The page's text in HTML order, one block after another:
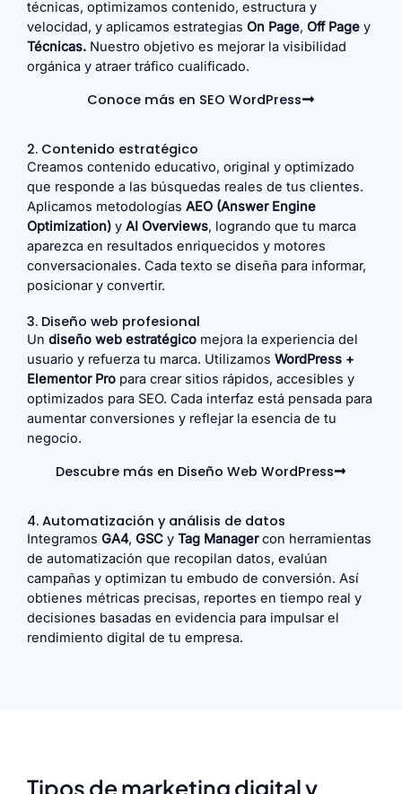
técnicas, optimizamos contenido, estructura y
velocidad, y aplicamos estrategias On Page, Off Page y
Técnicas. Nuestro objetivo es mejorar la visibilidad
orgánica y atraer tráfico cualificado.
Conoce más en SEO WordPress
2. Contenido estratégico
Creamos contenido educativo, original y optimizado
que responde a las búsquedas reales de tus clientes.
Aplicamos metodologías AEO (Answer Engine
Optimization) y AI Overviews, logrando que tu marca
aparezca en resultados enriquecidos y motores
conversacionales. Cada texto se diseña para informar,
posicionar y convertir.
3. Diseño web profesional
Un diseño web estratégico mejora la experiencia del
usuario y refuerza tu marca. Utilizamos WordPress +
Elementor Pro para crear sitios rápidos, accesibles y
optimizados para SEO. Cada interfaz está pensada para
aumentar conversiones y reflejar la esencia de tu
negocio.
Descubre más en Diseño Web WordPress
4. Automatización y análisis de datos
Integramos GA4, GSC y Tag Managercon herramientas
de automatización que recopilan datos, evalúan
campañas y optimizan tu embudo de conversión. Así
obtienes métricas precisas, reportes en tiempo real y
decisiones basadas en evidencia para impulsar el
rendimiento digital de tu empresa.
Tipos de marketing digital y